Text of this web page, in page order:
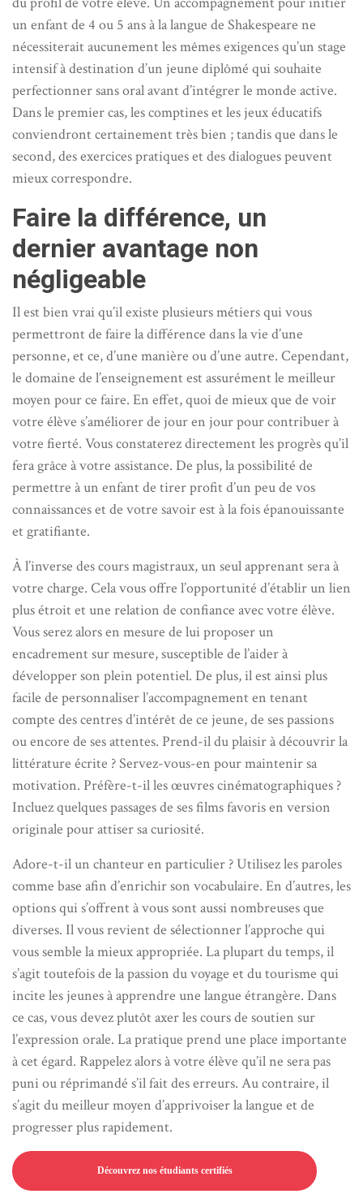
un enfant de 4 ou 5 ans à la langue de Shakespeare ne
nécessiterait aucunement les mêmes exigences qu’un stage
intensif à destination d’un jeune diplômé qui souhaite
perfectionner sans oral avant d’intégrer le monde active.
Dans le premier cas, les comptines et les jeux éducatifs
conviendront certainement très bien ; tandis que dans le
second, des exercices pratiques et des dialogues peuvent
mieux correspondre.
Faire la différence, un
dernier avantage non
négligeable
Il est bien vrai qu’il existe plusieurs métiers qui vous
permettront de faire la différence dans la vie d’une
personne, et ce, d’une manière ou d’une autre. Cependant,
le domaine de l’enseignement est assurément le meilleur
moyen pour ce faire. En effet, quoi de mieux que de voir
votre élève s’améliorer de jour en jour pour contribuer à
votre fierté. Vous constaterez directement les progrès qu’il
fera grâce à votre assistance. De plus, la possibilité de
permettre à un enfant de tirer profit d’un peu de vos
connaissances et de votre savoir est à la fois épanouissante
et gratifiante.
À l’inverse des cours magistraux, un seul apprenant sera à
votre charge. Cela vous offre l’opportunité d’établir un lien
plus étroit et une relation de confiance avec votre élève.
Vous serez alors en mesure de lui proposer un
encadrement sur mesure, susceptible de l’aider à
développer son plein potentiel. De plus, il est ainsi plus
facile de personnaliser l’accompagnement en tenant
compte des centres d’intérêt de ce jeune, de ses passions
ou encore de ses attentes. Prend-il du plaisir à découvrir la
littérature écrite ? Servez-vous-en pour maintenir sa
motivation. Préfère-t-il les œuvres cinématographiques ?
Incluez quelques passages de ses films favoris en version
originale pour attiser sa curiosité.
Adore-t-il un chanteur en particulier ? Utilisez les paroles
comme base afin d’enrichir son vocabulaire. En d’autres, les
options qui s’offrent à vous sont aussi nombreuses que
diverses. Il vous revient de sélectionner l’approche qui
vous semble la mieux appropriée. La plupart du temps, il
s’agit toutefois de la passion du voyage et du tourisme qui
incite les jeunes à apprendre une langue étrangère. Dans
ce cas, vous devez plutôt axer les cours de soutien sur
l’expression orale. La pratique prend une place importante
à cet égard. Rappelez alors à votre élève qu’il ne sera pas
puni ou réprimandé s’il fait des erreurs. Au contraire, il
s’agit du meilleur moyen d’apprivoiser la langue et de
progresser plus rapidement.
Découvrez nos étudiants certifiés